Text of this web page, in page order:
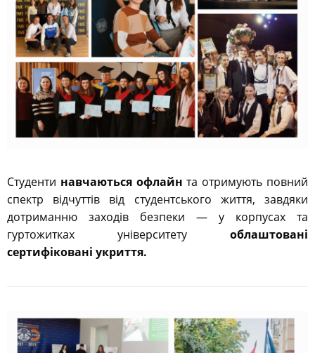
Студенти навчаються офлайн та отримують повний
спектр відчуттів від студентського життя, завдяки
дотриманню заходів безпеки — у корпусах та
гуртожитках університету облаштовані
сертифіковані укриття.